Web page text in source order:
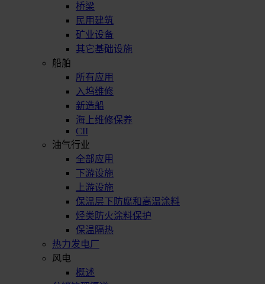
桥梁
民用建筑
矿业设备
其它基础设施
船舶
所有应用
入坞维修
新造船
海上维修保养
CII
油气行业
全部应用
下游设施
上游设施
保温层下防腐和高温涂料
烃类防火涂料保护
保温隔热
热力发电厂
风电
概述